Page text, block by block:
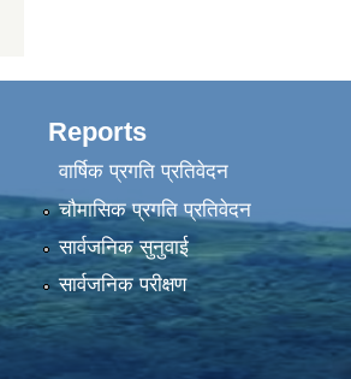
Reports
वार्षिक प्रगति प्रतिवेदन
चौमासिक प्रगति प्रतिवेदन
सार्वजनिक सुनुवाई
सार्वजनिक परीक्षण